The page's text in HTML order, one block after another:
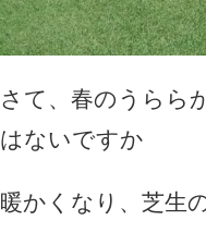
さて、春のうらら
はないですか
暖かくなり、芝生